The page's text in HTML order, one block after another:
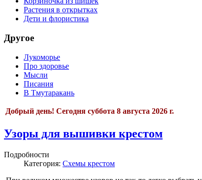
Растения в открытках
Дети и флористика
Другое
Лукоморье
Про здоровье
Мысли
Писания
В Тмутаракань
Добрый день! Сегодня суббота 8 августа 2026 г.
Узоры для вышивки крестом
Подробности
Категория: Схемы крестом